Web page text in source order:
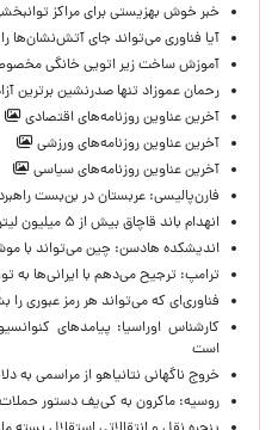
خبر خوش بهزیستی برای مراکز
آیا فناوری می‌تواند جای آتش‌نشان‌ها را
آموزش ساخت زیر اتویی خانگی
رحمان عموزاد تنها صدرنشین برترین
آخرین عناوین روزنامه‌های اقتصادی
آخرین عناوین روزنامه‌های ورزشی
آخرین عناوین روزنامه‌های سیاسی
فارن‌پالیسی: عربستان در بن‌بست
انهدام باند قاچاق بیش از ۵ میلیون لیتر سوخت در بندرعباس
اندیشکده هادسن: چین می‌تواند با
ترامپ: ترجیح می‌دهم با ایرانی‌‌ها به
فناوری‌ای که می‌تواند هر رمز عبوری را
کارشناس اوراسیا: پیامدهای
است
خروج ناگهانی نتانیاهو از مراسمی به
روسیه: ماکرون به کی‌یف دستور